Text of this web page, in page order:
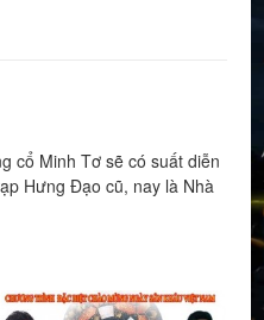
cổ Minh Tơ sẽ có suất diễn
Hưng Đạo cũ, nay là Nhà